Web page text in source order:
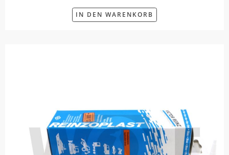
IN DEN WARENKORB